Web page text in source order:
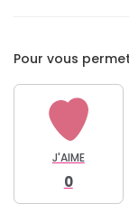
Pour vous
J'AIME
0